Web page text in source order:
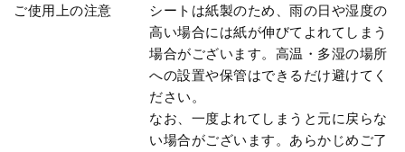
ご使用上の注意
シートは紙製のため、雨の日や湿度の
高い場合には紙が伸びてよれてしまう
場合がございます。高温・多湿の場所
への設置や保管はできるだけ避けてく
ださい。
なお、一度よれてしまうと元に戻らな
い場合がございます。あらかじめご了